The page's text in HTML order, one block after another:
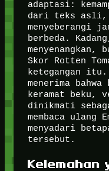
adaptasi:
dari teks asli,
menyeberangi
berbeda.
menyenangkan,
Skor Rotten
ketegangan
menerima
keramat beku,
dinikmati
membaca ulang
menyadari
tersebut.
Kelemahan